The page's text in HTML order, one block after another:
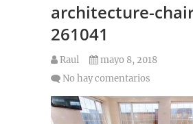
architecture-
261041
Raul
mayo 8, 2018
No hay comentarios